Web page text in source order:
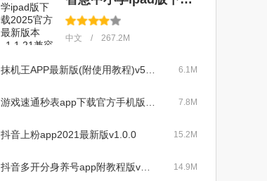
中文 / 267.2M
6.1M
7.8M
抖音上粉app2021最新版v1.0.0 15.2M
14.9M